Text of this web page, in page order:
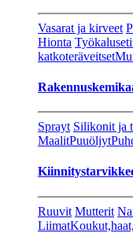
Vasarat ja kirveet
Hionta
katkoteräveitset
Sprayt Silikonit ja
MaalitPuuöljyt
Ruuvit Mutterit
Liimat